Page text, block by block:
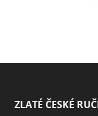
ZLATÉ ČESKÉ